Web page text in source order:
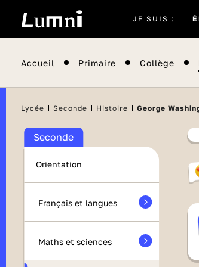
JE SUIS :
Accueil Primaire Collège
Lycée Seconde Histoire George
Seconde
Orientation
Français et langues
Maths et sciences